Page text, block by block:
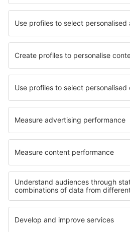
Ubytování in Lipowo Ubytování
Ubytování in Williamstown
Nejlepší ubytování - regiony
Ubytování v Dalaman Region
Ubytování na pobřeží Marmarisu
Ubytování in Sandanski province
Ubytování in Curonian Spit National Park
Ubytování in Dolomites